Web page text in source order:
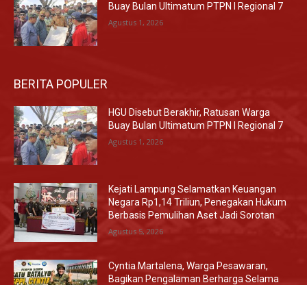
Buay Bulan Ultimatum PTPN I Regional 7
Agustus 1, 2026
BERITA POPULER
HGU Disebut Berakhir, Ratusan Warga
Buay Bulan Ultimatum PTPN I Regional 7
Agustus 1, 2026
Kejati Lampung Selamatkan Keuangan
Negara Rp1,14 Triliun, Penegakan Hukum
Berbasis Pemulihan Aset Jadi Sorotan
Agustus 5, 2026
Cyntia Martalena, Warga Pesawaran,
Bagikan Pengalaman Berharga Selama